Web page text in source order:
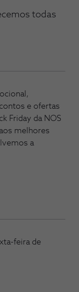
todas
e ofertas
Friday da NOS
melhores
a
feira de